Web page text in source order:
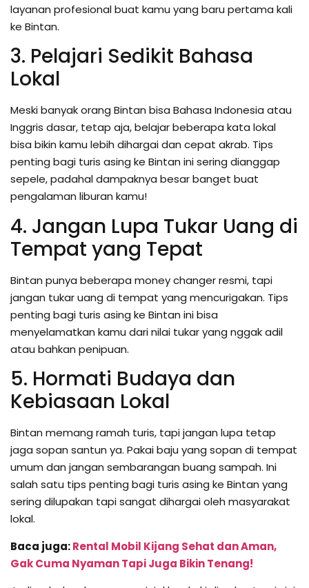
layanan profesional buat kamu yang baru pertama kali
ke Bintan.
3. Pelajari Sedikit Bahasa
Lokal
Meski banyak orang Bintan bisa Bahasa Indonesia atau
Inggris dasar, tetap aja, belajar beberapa kata lokal
bisa bikin kamu lebih dihargai dan cepat akrab. Tips
penting bagi turis asing ke Bintan ini sering dianggap
sepele, padahal dampaknya besar banget buat
pengalaman liburan kamu!
4. Jangan Lupa Tukar Uang di
Tempat yang Tepat
Bintan punya beberapa money changer resmi, tapi
jangan tukar uang di tempat yang mencurigakan. Tips
penting bagi turis asing ke Bintan ini bisa
menyelamatkan kamu dari nilai tukar yang nggak adil
atau bahkan penipuan.
5. Hormati Budaya dan
Kebiasaan Lokal
Bintan memang ramah turis, tapi jangan lupa tetap
jaga sopan santun ya. Pakai baju yang sopan di tempat
umum dan jangan sembarangan buang sampah. Ini
salah satu tips penting bagi turis asing ke Bintan yang
sering dilupakan tapi sangat dihargai oleh masyarakat
lokal.
Baca juga:Rental Mobil Kijang Sehat dan Aman,
Gak Cuma Nyaman Tapi Juga Bikin Tenang!